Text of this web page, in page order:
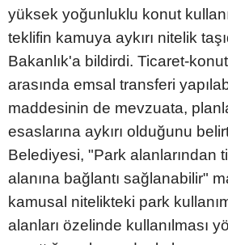
yüksek yoğunluklu konut
teklifin kamuya aykırı nitelik
Bakanlık'a bildirdi. Ticaret-
arasında emsal transferi
maddesinin de mevzuata,
esaslarına aykırı olduğunu
Belediyesi, "Park alanlarından
alanına bağlantı sağlanabilir"
kamusal nitelikteki park
alanları özelinde kullanılması